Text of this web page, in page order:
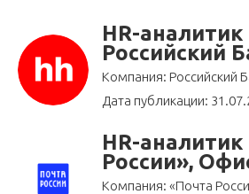
HR-аналитик
Российский
Компания: Российский
Дата публикации:
HR-
России»,
Компания: «Почта